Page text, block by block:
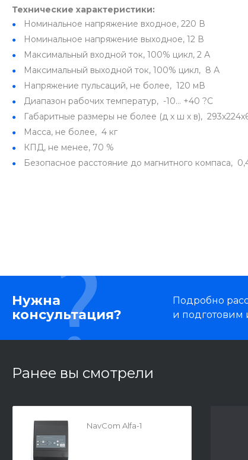
Технические характеристики:
Номинальное напряжение входное, 220 В
Номинальное напряжение выходное, 12 В
Максимальный входной ток, 100% цикл, 2 А
Максимальный выходной ток, 100% цикл, 8 А
Напряжение пульсаций, не более, 120 мВ
Диапазон рабочих температур, -10… +40 ?С
Габаритные размеры не более (д х ш х в),
Масса, не более, 4 кг
КПД, не менее, 70 %
Безопасное расстояние до магнитного компаса,
Нужна
консультация?
Подробно
и
Ранее вы смотрели
NavCom Alfa-1